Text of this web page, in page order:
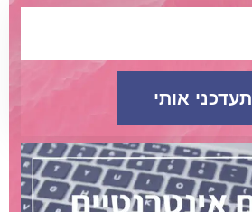
תעדכני אותי